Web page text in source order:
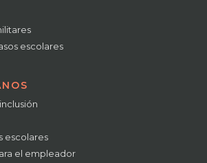
escolares
escolares
el empleador